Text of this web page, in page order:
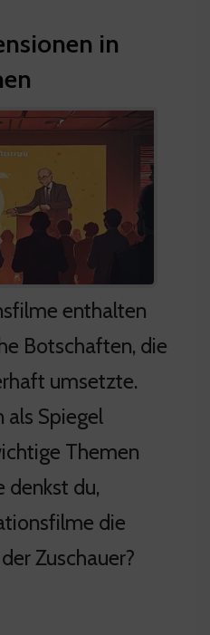
in
enthalten
Botschaften, die
umsetzte.
als Spiegel
Themen
denkst du,
die
Zuschauer?